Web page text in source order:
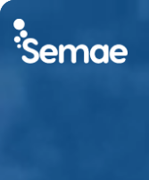
Skip
content